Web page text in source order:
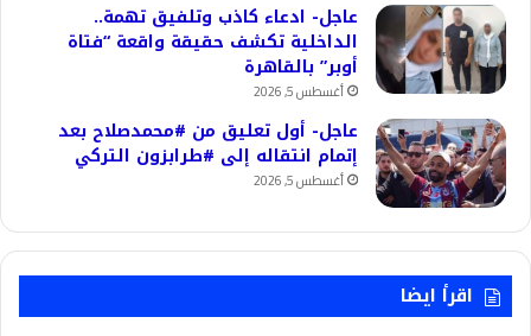
عاجل- ادعاء كاذب وتلفيق تهمة..
الداخلية تكشف حقيقة واقعة “فتاة
أوبر” بالقاهرة
أغسطس 5, 2026
عاجل- أول تعليق من #محمدصلاح بعد
إتمام انتقاله إلى #طرابزون التركي
أغسطس 5, 2026
اقرأ ايضا